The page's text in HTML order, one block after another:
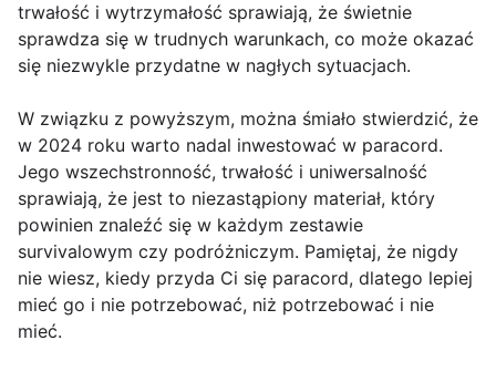
trwałość i wytrzymałość sprawiają, że świetnie
sprawdza się w trudnych warunkach, co może okazać
się niezwykle przydatne w nagłych sytuacjach.
W związku z powyższym, można śmiało stwierdzić, że
w 2024 roku warto nadal inwestować w paracord.
Jego wszechstronność, trwałość i uniwersalność
sprawiają, że jest to niezastąpiony materiał, który
powinien znaleźć się w każdym zestawie
survivalowym czy podróżniczym. Pamiętaj, że nigdy
nie wiesz, kiedy przyda Ci się paracord, dlatego lepiej
mieć go i nie potrzebować, niż potrzebować i nie
mieć.